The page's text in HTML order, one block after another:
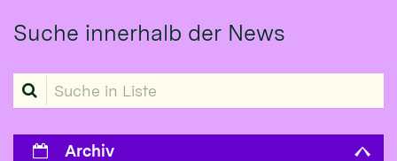
Suche innerhalb der News
Suche in Liste
Archiv